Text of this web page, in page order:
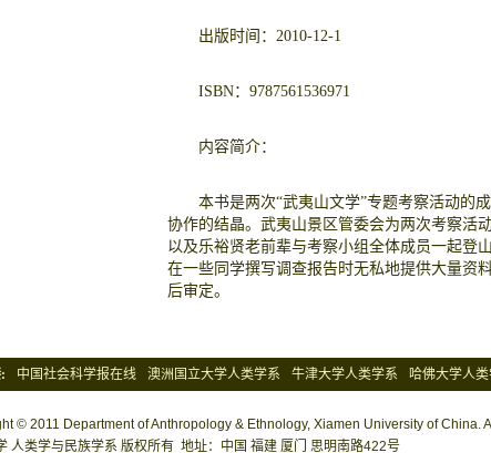
出版时间：2010-12-1
ISBN：9787561536971
内容简介：
本书是两次“武夷山文学”专题考察活动的
协作的结晶。武夷山景区管委会为两次考察活
以及乐裕贤老前辈与考察小组全体成员一起登
在一些同学撰写调查报告时无私地提供大量资
后审定。
中国社会科学报在线 澳洲国立大学人类学系 牛津大学人类学系 哈佛大学人类
© 2011 Department of Anthropology & Ethnology, Xiamen University of China.
人类学与民族学系 版权所有 地址：中国 福建 厦门 思明南路422号